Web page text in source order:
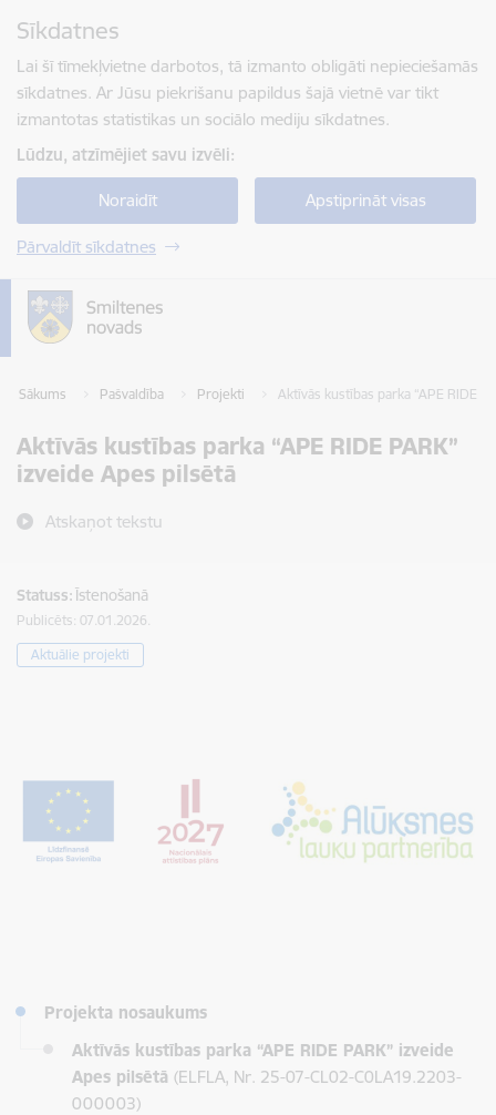
Sīkdatnes
Lai šī tīmekļvietne darbotos, tā izmanto obligāti nepieciešamās
sīkdatnes. Ar Jūsu piekrišanu papildus šajā vietnē var tikt
izmantotas statistikas un sociālo mediju sīkdatnes.
Lūdzu, atzīmējiet savu izvēli:
Noraidīt Apstiprināt visas
Pārvaldīt sīkdatnes
Sākums Pašvaldība Projekti Aktīvās kustības parka “APE RIDE
Aktīvās kustības parka “APE RIDE PARK”
izveide Apes pilsētā
Atskaņot tekstu
Statuss:Īstenošanā
Publicēts: 07.01.2026.
Aktuālie projekti
Projekta nosaukums
Aktīvās kustības parka “APE RIDE PARK” izveide
Apes pilsētā (ELFLA, Nr. 25-07-CL02-C0LA19.2203-
000003)